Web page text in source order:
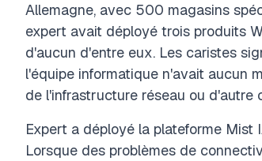
Allemagne, avec 500 magasins
expert avait déployé trois produits
d'aucun d'entre eux. Les caristes
l'équipe informatique n'avait aucun
de l'infrastructure réseau ou d'autre
Expert a déployé la plateforme
Lorsque des problèmes de